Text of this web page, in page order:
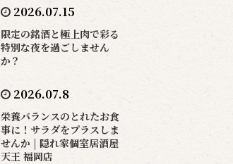
2026.07.15
限定の銘酒と極上肉で彩る
特別な夜を過ごしません
か？
2026.07.8
栄養バランスのとれたお食
事に！サラダをプラスしま
せんか | 隠れ家個室居酒屋
天王 福岡店